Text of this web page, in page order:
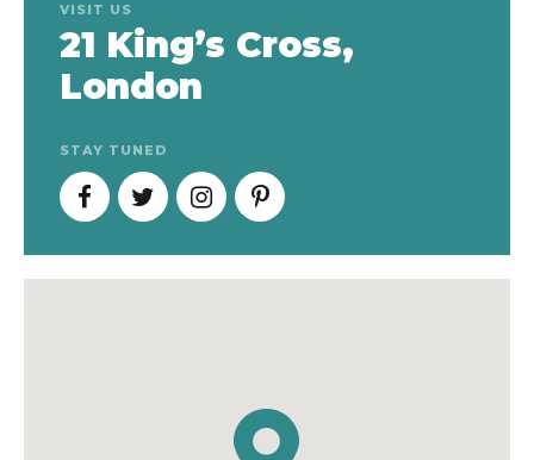
VISIT US
21 King’s Cross,
London
STAY TUNED